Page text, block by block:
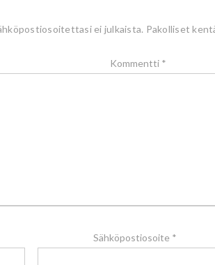
ei julkaista. Pakolliset
Kommentti *
Sähköpostiosoite *